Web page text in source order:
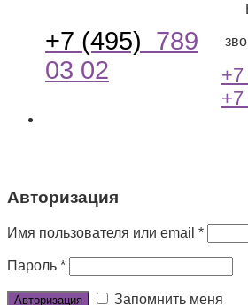
+7 (495) 789
03 02
Авторизация
Имя пользователя или email *
Пароль *
Запомнить меня